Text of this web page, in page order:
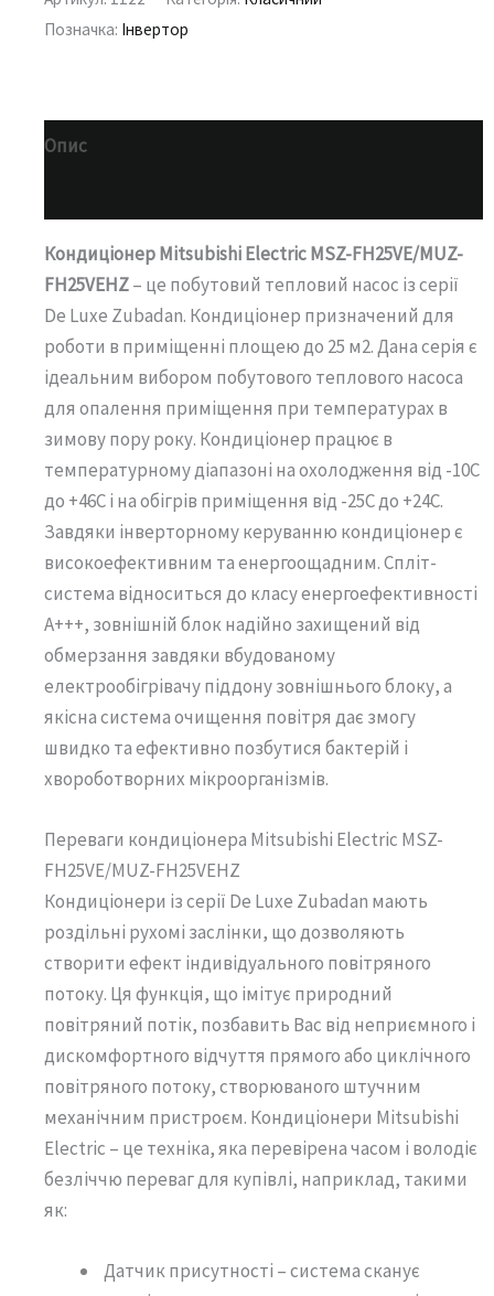
Позначка: Інвертор
Опис
Кондиціонер Mitsubishi Electric MSZ-FH25VE/MUZ-
FH25VEHZ– це побутовий тепловий насос із серії
De Luxe Zubadan. Кондиціонер призначений для
роботи в приміщенні площею до 25 м2. Дана серія є
ідеальним вибором побутового теплового насоса
для опалення приміщення при температурах в
зимову пору року. Кондиціонер працює в
температурному діапазоні на охолодження від -10С
до +46С і на обігрів приміщення від -25С до +24С.
Завдяки інверторному керуванню кондиціонер є
високоефективним та енергоощадним. Спліт-
система відноситься до класу енергоефективності
А+++, зовнішній блок надійно захищений від
обмерзання завдяки вбудованому
електрообігрівачу піддону зовнішнього блоку, а
якісна система очищення повітря дає змогу
швидко та ефективно позбутися бактерій і
хвороботворних мікроорганізмів.
Переваги кондиціонера Mitsubishi Electric MSZ-
FH25VE/MUZ-FH25VEHZ
Кондиціонери із серії De Luxe Zubadan мають
роздільні рухомі заслінки, що дозволяють
створити ефект індивідуального повітряного
потоку. Ця функція, що імітує природний
повітряний потік, позбавить Вас від неприємного і
дискомфортного відчуття прямого або циклічного
повітряного потоку, створюваного штучним
механічним пристроєм. Кондиціонери Mitsubishi
Electric – це техніка, яка перевірена часом і володіє
безліччю переваг для купівлі, наприклад, такими
як:
Датчик присутності – система сканує